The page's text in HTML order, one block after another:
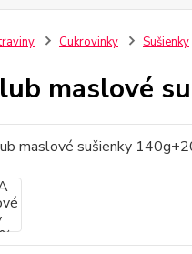
Cukrovinky Sušienky
maslové